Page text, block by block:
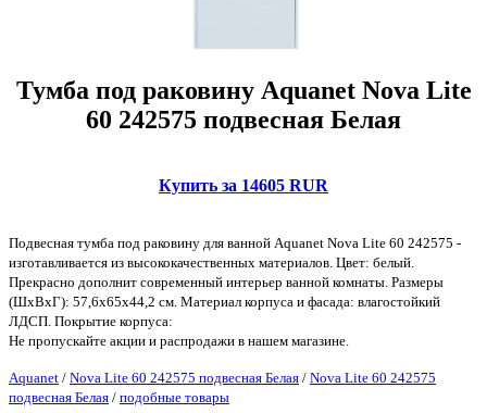
Тумба под раковину Aquanet Nova Lite
60 242575 подвесная Белая
Купить за 14605 RUR
Подвесная тумба под раковину для ванной Aquanet Nova Lite 60 242575 -
изготавливается из высококачественных материалов. Цвет: белый.
Прекрасно дополнит современный интерьер ванной комнаты. Размеры
(ШхВхГ): 57,6x65x44,2 см. Материал корпуса и фасада: влагостойкий
ЛДСП. Покрытие корпуса:
Не пропускайте акции и распродажи в нашем магазине.
Aquanet / Nova Lite 60 242575 подвесная Белая / Nova Lite 60 242575
подвесная Белая / подобные товары